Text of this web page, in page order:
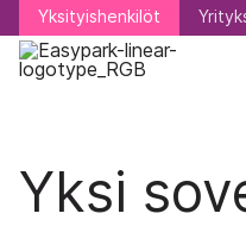
Yksityishenkilöt
Yksityishenkilöt
Yksi